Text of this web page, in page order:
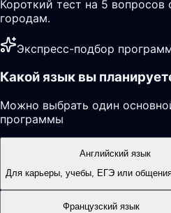
Короткий тест на 5 вопросов
городам.
Экспресс-подбор
Какой язык вы
Можно выбрать один
программы
Английский язык
Для карьеры, учебы, ЕГЭ или общения
Французский язык